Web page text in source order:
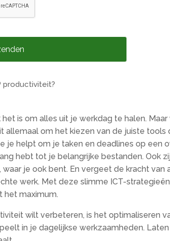
het is om alles uit je werkdag te halen.
allemaal om het kiezen van de juiste
helpt om je taken en deadlines op een
hebt tot je belangrijke bestanden. Ook
waar je ook bent. En vergeet de kracht
werk. Met deze slimme ICT-
het maximum.
wilt verbeteren, is het optimaliseren
in je dagelijkse werkzaamheden.